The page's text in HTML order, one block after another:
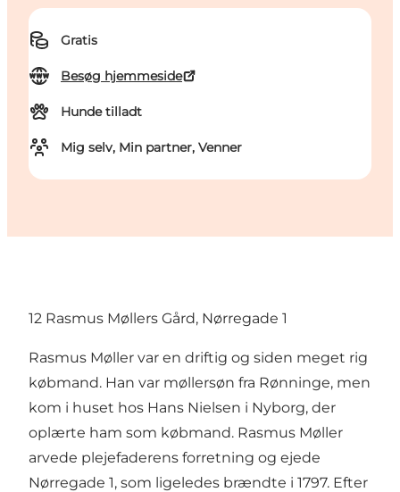
Gratis
Besøg hjemmeside
Hunde tilladt
Mig selv, Min partner, Venner
12 Rasmus Møllers Gård, Nørregade 1
Rasmus Møller var en driftig og siden meget rig
købmand. Han var møllersøn fra Rønninge, men
kom i huset hos Hans Nielsen i Nyborg, der
oplærte ham som købmand. Rasmus Møller
arvede plejefaderens forretning og ejede
Nørregade 1, som ligeledes brændte i 1797. Efter